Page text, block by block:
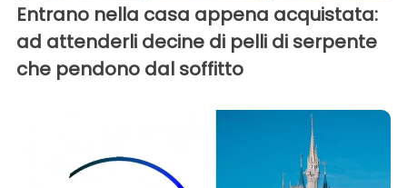
Entrano nella casa appena acquistata:
ad attenderli decine di pelli di serpente
che pendono dal soffitto